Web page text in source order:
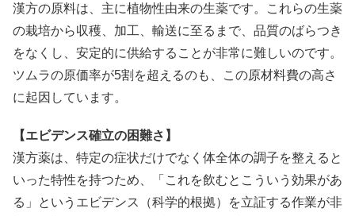
漢方の原料は、主に植物性由来の生薬です。これらの生薬
の栽培から収穫、加工、輸送に至るまで、品質のばらつき
をなくし、安定的に供給することが非常に難しいのです。
ツムラの原価率が5割を超えるのも、この原材料費の高さ
に起因しています。
【エビデンス確立の困難さ】
漢方薬は、特定の症状だけでなく体全体の調子を整えると
いった特性を持つため、「これを飲むとこういう効果があ
る」というエビデンス（科学的根拠）を立証する作業が非